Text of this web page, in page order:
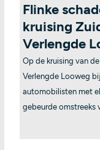
Flinke
kruising
Verlengde
Op de kruising van
Verlengde Looweg
automobilisten met
gebeurde omstreeks